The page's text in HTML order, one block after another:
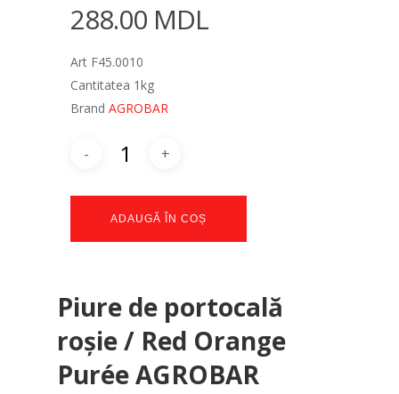
288.00 MDL
Art F45.0010
Cantitatea 1kg
Brand AGROBAR
ADAUGĂ ÎN COȘ
Piure de portocală
roşie / Red Orange
Purée AGROBAR